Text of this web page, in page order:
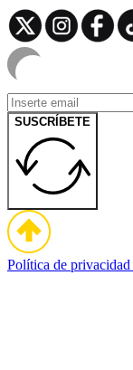
SUSCRÍBETE
Política de privacidad